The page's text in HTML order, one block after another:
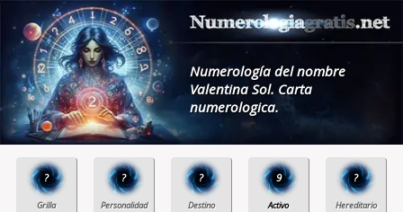
Numerología del nombre
Valentina Sol. Carta
numerologica.
? ? ? 9 ?